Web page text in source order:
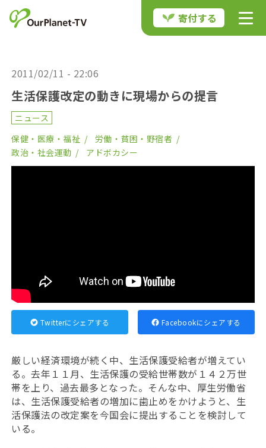
寄付する
2011/02/11 - 22:06
生活保護改定の動きに現場からの提言
ニュース
保健・医療・福祉
労働・貧困・野宿者
政治・社会運動
アドボカシー
Twitterにシェアする Facebookにシェアする
厳しい経済環境が続く中、生活保護受給者が増えてい
る。去年１１月、生活保護の受給世帯数が１４２万世
帯を上り、過去最多となった。そんな中、厚生労働省
は、生活保護受給者の増加に歯止めをかけようと、生
活保護法の改定案を今国会に提出することを検討して
いる。